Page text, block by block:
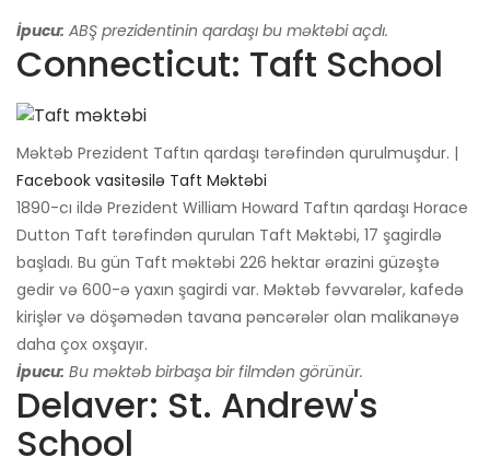
İpucu: ABŞ prezidentinin qardaşı bu məktəbi açdı.
Connecticut: Taft School
Məktəb Prezident Taftın qardaşı tərəfindən qurulmuşdur. |
Facebook vasitəsilə Taft Məktəbi
1890-cı ildə Prezident William Howard Taftın qardaşı Horace
Dutton Taft tərəfindən qurulan Taft Məktəbi, 17 şagirdlə
başladı. Bu gün Taft məktəbi 226 hektar ərazini güzəştə
gedir və 600-ə yaxın şagirdi var. Məktəb fəvvarələr, kafedə
kirişlər və döşəmədən tavana pəncərələr olan malikanəyə
daha çox oxşayır.
İpucu: Bu məktəb birbaşa bir filmdən görünür.
Delaver: St. Andrew's
School